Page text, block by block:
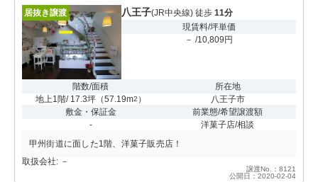
居抜き譲渡 八王子(JR中央線) 徒歩 11分
現賃料/坪単価
－ /10,809円
階数/面積
地上1階/ 17.3坪（57.19m2 ）
所在地
八王子市
敷金・保証金
-
前業態/希望譲渡額
洋菓子店/相談
甲州街道に面した1階、洋菓子販売店！
取扱会社: －
譲渡No.：8121
公開日：2020-02-04